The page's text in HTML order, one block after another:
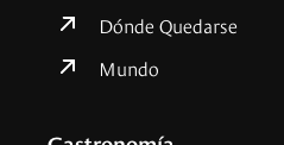
Dónde Quedarse
Mundo